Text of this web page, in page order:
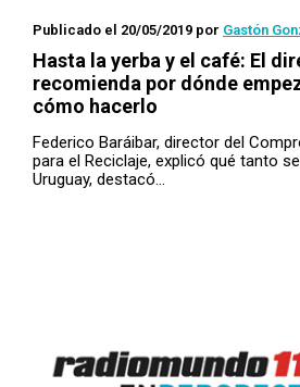
Publicado el 20/05/2019 por Gastón
Hasta la yerba y el café: El
recomienda por dónde
cómo hacerlo
Federico Baráibar, director del
para el Reciclaje, explicó qué tanto
Uruguay, destacó…